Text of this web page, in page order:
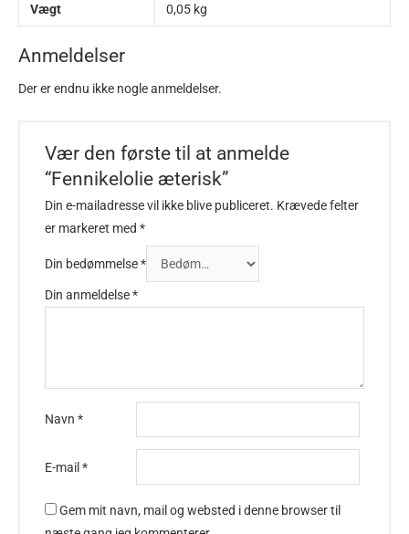
Vægt 0,05 kg
Anmeldelser
Der er endnu ikke nogle anmeldelser.
Vær den første til at anmelde
“Fennikelolie æterisk”
Din e-mailadresse vil ikke blive publiceret. Krævede felter
er markeret med*
Din bedømmelse*
Din anmeldelse*
Navn*
E-mail*
Gem mit navn, mail og websted i denne browser til